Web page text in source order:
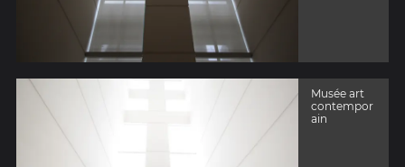
Musée art
contempor
ain